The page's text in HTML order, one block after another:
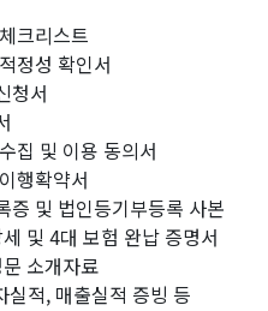
크리스트
정성 확인서
청서
집 및 이용 동의서
행확약서
증 및 법인등기부등록 사본
및 4대 보험 완납 증명서
소개자료
실적, 매출실적 증빙 등